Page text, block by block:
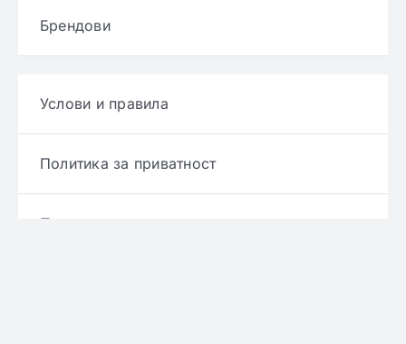
Брендови
Услови и правила
Политика за приватност
Политика за достава